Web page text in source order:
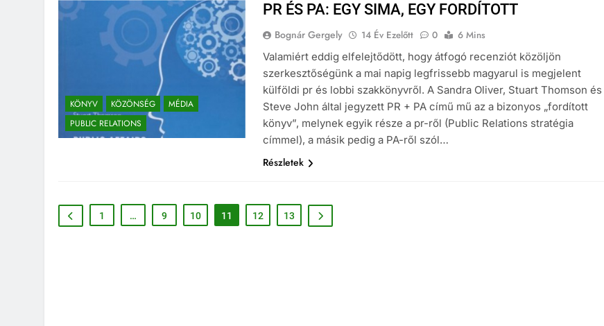
KÖNYV KÖZÖNSÉG
MÉDIA
PUBLIC RELATIONS
PR ÉS PA: EGY SIMA, EGY FORDÍTOTT
Bognár Gergely 14 Év Ezelőtt 0
6 Mins
Valamiért eddig elfelejtődött, hogy átfogó recenziót közöljön
szerkesztőségünk a mai napig legfrissebb magyarul is megjelent
külföldi pr és lobbi szakkönyvről. A Sandra Oliver, Stuart Thomson és
Steve John által jegyzett PR + PA című mű az a bizonyos „fordított
könyv”, melynek egyik része a pr-ről (Public Relations stratégia
címmel), a másik pedig a PA-ről szól…
Részletek
1 … 9 10 11 12 13